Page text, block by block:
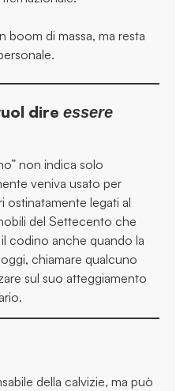
boom di massa, ma resta
dire essere
non indica solo
veniva usato per
ostinatamente legati al
del Settecento che
codino anche quando la
chiamare qualcuno
sul suo atteggiamento
della calvizie, ma può